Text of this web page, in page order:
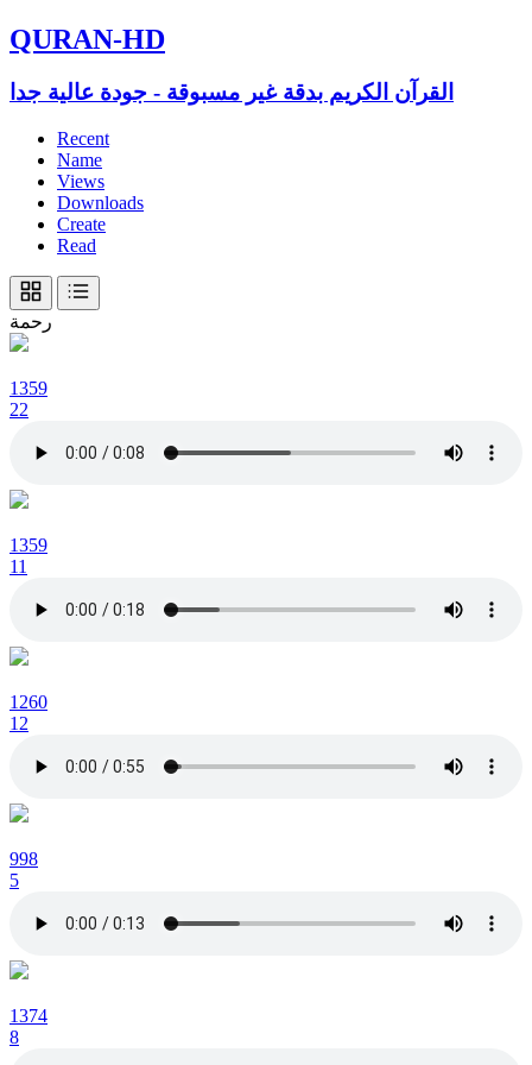
QURAN-HD
القرآن الكريم بدقة غير مسبوقة - جودة عالية جدا
Recent
Name
Views
Downloads
Create
Read
رحمة
1359
22
1359
11
1260
12
998
5
1374
8